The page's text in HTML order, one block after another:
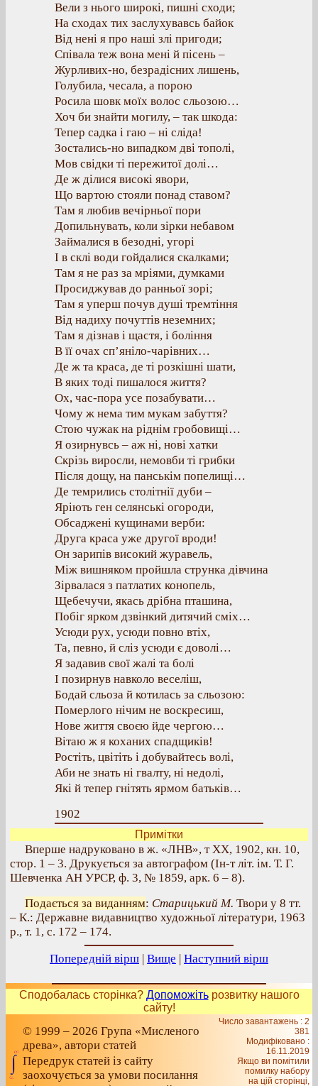
Вели з нього широкі, пишні сходи;
На сходах тих заслухувавсь байок
Від нені я про наші злі пригоди;
Співала теж вона мені й пісень –
Журливих-но, безрадісних лишень,
Голубила, чесала, а порою
Росила шовк моїх волос сльозою…
Хоч би знайти могилу, – так шкода:
Тепер садка і гаю – ні сліда!
Зостались-но випадком дві тополі,
Мов свідки ті пережитої долі…
Де ж ділися високі явори,
Що вартою стояли понад ставом?
Там я любив вечірньої пори
Допильнувать, коли зірки небавом
Займалися в безодні, угорі
І в склі води гойдалися скалками;
Там я не раз за мріями, думками
Просиджував до ранньої зорі;
Там я уперш почув душі тремтіння
Від надиху почуттів неземних;
Там я дізнав і щастя, і боління
В її очах сп’яніло-чарівних…
Де ж та краса, де ті розкішні шати,
В яких тоді пишалося життя?
Ох, час-пора усе позабувати…
Чому ж нема тим мукам забуття?
Стою чужак на ріднім гробовищі…
Я озирнувсь – аж ні, нові хатки
Скрізь виросли, немовби ті грибки
Після дощу, на панськім попелищі…
Де темрились столітнії дуби –
Яріють ген селянські огороди,
Обсаджені кущинами верби:
Друга краса уже другої вроди!
Он зарипів високий журавель,
Між вишняком пройшла струнка дівчина
Зірвалася з патлатих конопель,
Щебечучи, якась дрібна пташина,
Побіг ярком дзвінкий дитячий сміх…
Усюди рух, усюди повно втіх,
Та, певно, й сліз усюди є доволі…
Я задавив свої жалі та болі
І позирнув навколо веселіш,
Бодай сльоза й котилась за сльозою:
Померлого нічим не воскресиш,
Нове життя своєю йде чергою…
Вітаю ж я коханих спадщиків!
Ростіть, цвітіть і добувайтесь волі,
Аби не знать ні гвалту, ні недолі,
Які й тепер гнітять ярмом батьків…
1902
Примітки
Вперше надруковано в ж. «ЛНВ», т XX, 1902, кн. 10,
стор. 1 – 3. Друкується за автографом (Ін-т літ. ім. Т. Г.
Шевченка АН УРСР, ф. 3, № 1859, арк. 6 – 8).
Подається за виданням: Старицький М. Твори у 8 тт.
– К.: Державне видавництво художньої літератури, 1963
р., т. 1, с. 172 – 174.
Попередній вірш | Вище | Наступний вірш
Сподобалась сторінка? Допоможітьрозвитку нашого
сайту!
© 1999 – 2026 Група «Мисленого
древа», автори статей
Передрук статей із сайту
заохочується за умови посилання
Число завантажень : 2
381
Модифіковано :
16.11.2019
Якщо ви помітили
помилку набору
на цiй сторiнцi,